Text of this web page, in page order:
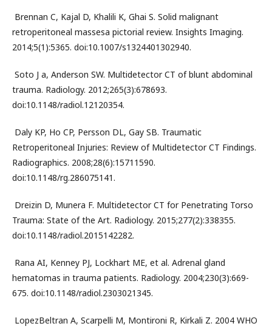
­ Brennan C, Kajal D, Khalili K, Ghai S. Solid malignant
retroperitoneal masses­a pictorial review. Insights Imaging.
2014;5(1):53­65. doi:10.1007/s13244­013­0294­0.
­ Soto J a, Anderson SW. Multidetector CT of blunt abdominal
trauma. Radiology. 2012;265(3):678­693.
doi:10.1148/radiol.12120354.
­ Daly KP, Ho CP, Persson DL, Gay SB. Traumatic
Retroperitoneal Injuries: Review of Multidetector CT Findings.
Radiographics. 2008;28(6):1571­1590.
doi:10.1148/rg.286075141.
­ Dreizin D, Munera F. Multidetector CT for Penetrating Torso
Trauma: State of the Art. Radiology. 2015;277(2):338­355.
doi:10.1148/radiol.2015142282.
­
Rana AI, Kenney PJ, Lockhart ME, et al. Adrenal gland
hematomas in trauma patients. Radiology. 2004;230(3):669­
675. doi:10.1148/radiol.2303021345.
­ Lopez­Beltran A, Scarpelli M, Montironi R, Kirkali Z. 2004 WHO